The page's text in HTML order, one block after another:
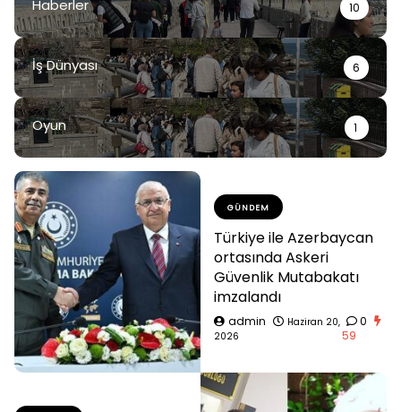
Haberler 10
İş Dünyası 6
Oyun 1
GÜNDEM
Türkiye ile Azerbaycan
ortasında Askeri
Güvenlik Mutabakatı
imzalandı
admin
Haziran 20,
2026
0
59